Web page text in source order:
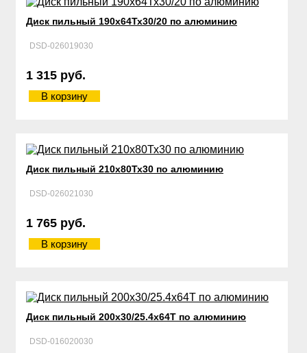
Диск пильный 190х64Тх30/20 по алюминию
DSD-026019030
1 315 руб.
В корзину
Диск пильный 210х80Тх30 по алюминию
DSD-026021030
1 765 руб.
В корзину
Диск пильный 200х30/25.4х64Т по алюминию
DSD-016020030